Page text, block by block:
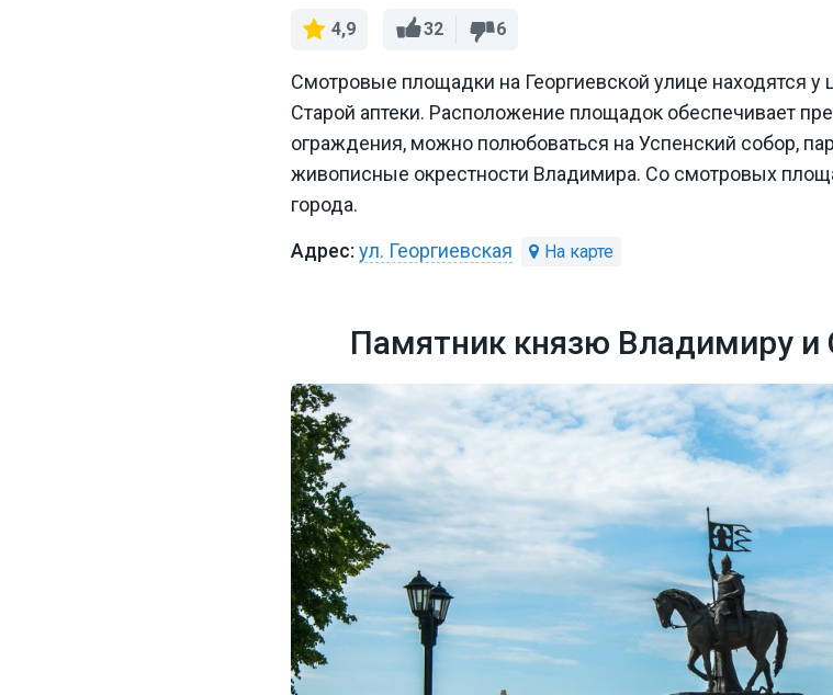
4,9 32 6
Смотровые площадки на Георгиевской улице находятся у
Старой аптеки. Расположение площадок обеспечивает
ограждения, можно полюбоваться на Успенский собор,
живописные окрестности Владимира. Со смотровых
города.
ул. Георгиевская
Памятник князю Владимиру